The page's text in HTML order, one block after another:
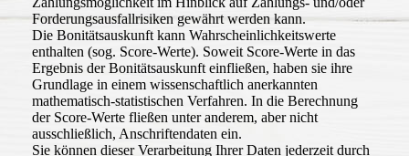
Forderungsausfallrisiken gewährt werden kann.
Die Bonitätsauskunft kann Wahrscheinlichkeitswerte
enthalten (sog. Score-Werte). Soweit Score-Werte in das
Ergebnis der Bonitätsauskunft einfließen, haben sie ihre
Grundlage in einem wissenschaftlich anerkannten
mathematisch-statistischen Verfahren. In die Berechnung
der Score-Werte fließen unter anderem, aber nicht
ausschließlich, Anschriftendaten ein.
Sie können dieser Verarbeitung Ihrer Daten jederzeit durch